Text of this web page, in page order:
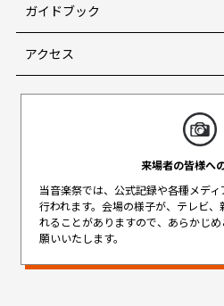
ガイドブック
アクセス
来場者の皆様へ
当音楽祭では、公式記録や各種メデ
行われます。 会場の様子が、テレビ、
れることがありますので、 あらかじ
願いいたします。